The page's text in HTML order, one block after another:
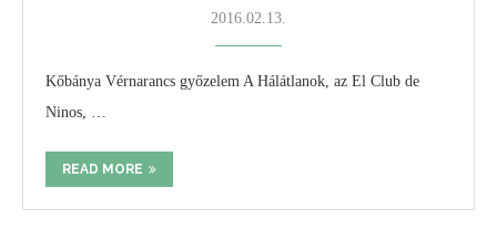
2016.02.13.
Kőbánya Vérnarancs győzelem A Hálátlanok, az El Club de
Ninos, …
READ MORE